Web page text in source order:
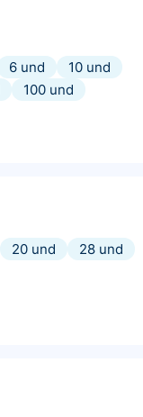
6 und
10 und
100 und
20 und
28 und